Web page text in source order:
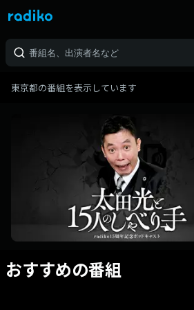
東京都の番組を表示しています
おすすめの番組